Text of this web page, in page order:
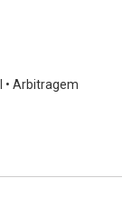
• Arbitragem